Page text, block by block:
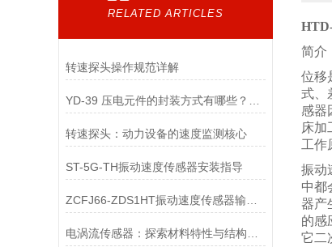
RELATED ARTICLES
转速探头操作规范详解
转速探头：动力设备的速度监测核心
ST-5G-TH振动速度传感器安装指导
简介
位移
式、
感器
床加
工作
振动
中都
器产
的感
它二